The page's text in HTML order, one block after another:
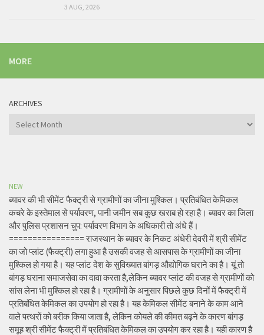
3 AUG, 2026
MORE
ARCHIVES
Archives
NEW
ब्यावर की भी सीमेंट फैक्ट्री से ग्रामीणों का जीना मुश्किल। प्रतिबंधित केमिकल
कचरे के इस्तेमाल से पर्यावरण, पानी जमीन सब कुछ खराब हो रहा है। ब्यावर का जिला
और पुलिस प्रशासन चुप: पर्यावरण विभाग के अधिकारी तो अंधे हैं।
================ राजस्थान के ब्यावर के निकट अंधेरी देवरी में श्री सीमेंट
का जो प्लांट (फैक्ट्री) लगा हुआ है उसकी वजह से आसपास के ग्रामीणों का जीना
मुश्किल हो गया है। यह प्लांट देश के सुविख्यात बांगड़ औद्योगिक घराने का है। यूं तो
बांगड़ घराना समाजसेवा का दावा करता है,लेकिन ब्यावर प्लांट की वजह से ग्रामीणों को
सांस लेना भी मुश्किल हो रहा है। ग्रामीणों के अनुसार पिछले कुछ दिनों में फैक्ट्री में
प्रतिबंधित केमिकल का उपयोग हो रहा है। यह केमिकल सीमेंट बनाने के काम आने
वाले पत्थरों को बरीक किया जाता है, लेकिन कोयले की कीमत बढ़ने के कारण बांगड़
समूह श्री सीमेंट फैक्ट्री में प्रतिबंधित केमिकल का उपयोग कर रहा है। यही कारण है